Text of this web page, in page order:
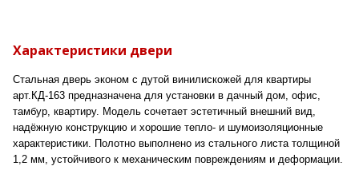
Характеристики двери
Стальная дверь эконом с дутой винилискожей для квартиры
арт.КД-163 предназначена для установки в дачный дом, офис,
тамбур, квартиру. Модель сочетает эстетичный внешний вид,
надёжную конструкцию и хорошие тепло- и шумоизоляционные
характеристики. Полотно выполнено из стального листа толщиной
1,2 мм, устойчивого к механическим повреждениям и деформации.